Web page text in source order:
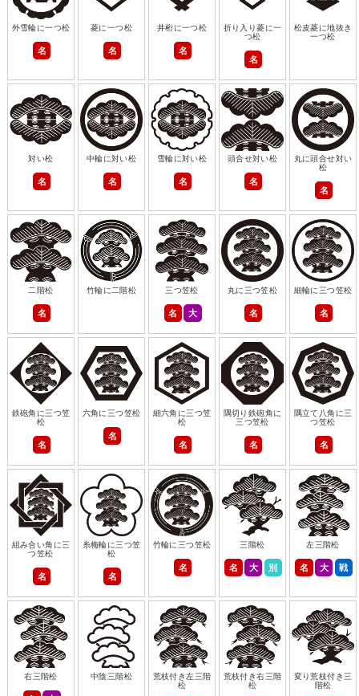
外雪輪に一つ松
名
菱に一つ松
名
井桁に一つ松
名
折り入り菱に一
つ松
名
松皮菱に地抜き
一つ松
対い松
名
中輪に対い松
名
雪輪に対い松
名
頭合せ対い松
名
丸に頭合せ対い
松
名
二階松
名
竹輪に二階松 三つ笠松
名 大
丸に三つ笠松
名
細輪に三つ笠松
名
鉄砲角に三つ笠
松
名
六角に三つ笠松
名
細六角に三つ笠
松
名
隅切り鉄砲角に
三つ笠松
名
隅立て八角に三
つ笠松
名
組み合い角に三
つ笠松
名
糸梅輪に三つ笠
松
名
竹輪に三つ笠松
名
三階松
名 大 別
左三階松
名 大 戦
右三階松 中陰三階松
荒枝付き左三階
松
荒枝付き右三階
松
変り荒枝付き三
階松